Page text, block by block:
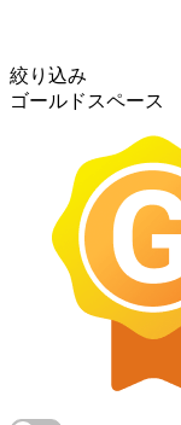
絞り込み
ゴールドスペース